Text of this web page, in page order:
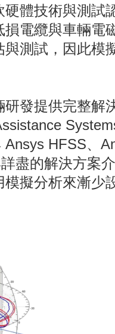
體技術與測試
電纜與車輛電
測試，因此模
發提供完整解
HFSS、
盡的解決方案
擬分析來漸少